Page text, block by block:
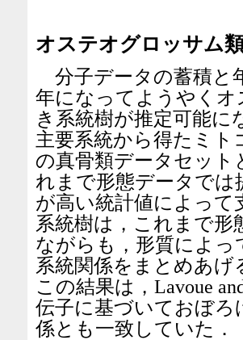
オステオグロッサム
分子データの蓄積と
年になってようやく
き系統樹が推定可能
主要系統から得たミ
の真骨類データセッ
れまで形態データでは
が高い統計値によって
系統樹は，これまで
ながらも，形質によ
系統関係をまとめあ
この結果は，Lavoue
伝子に基づいておぼ
係とも一致していた．